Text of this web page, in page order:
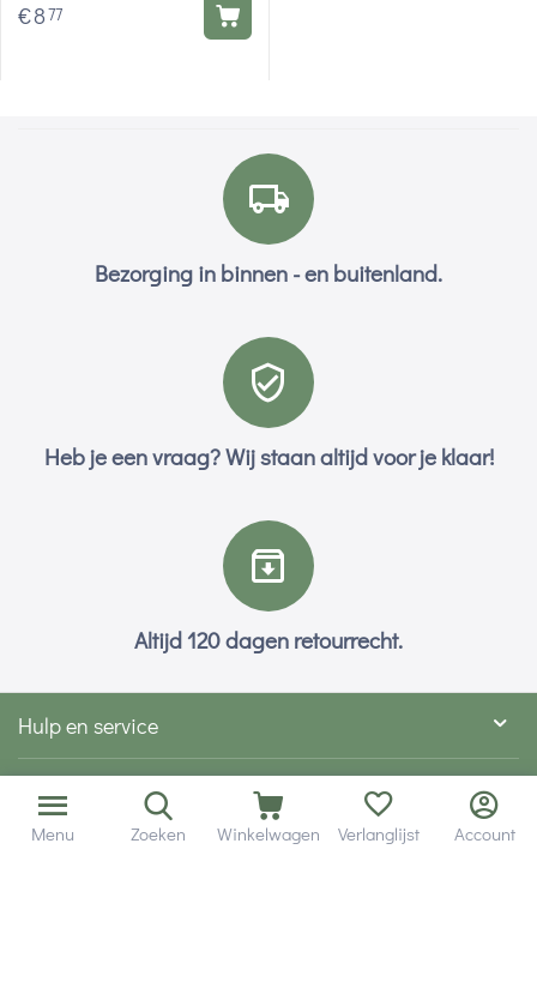
€877
Bezorging in binnen - en buitenland.
Heb je een vraag? Wij staan altijd voor je klaar!
Altijd 120 dagen retourrecht.
Hulp en service
Contact gegevens
Menu Zoeken Winkelwagen Verlanglijst Account